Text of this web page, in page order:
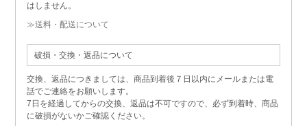
はしません。
≫送料・配送について
破損・交換・返品について
交換、返品につきましては、商品到着後７日以内にメールまたは電
話でご連絡をお願いします。
7日を経過してからの交換、返品は不可ですので、必ず到着時、商品
に破損がないかご確認ください。